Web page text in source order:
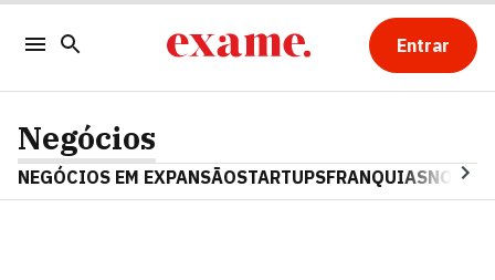
Entrar
Negócios
NEGÓCIOS EM EXPANSÃOSTARTUPSFRANQUIAS